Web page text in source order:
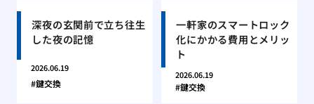
深夜の玄関前で立ち往生
した夜の記憶
2026.06.19
鍵交換
一軒家のスマートロック
化にかかる費用とメリッ
ト
2026.06.19
鍵交換